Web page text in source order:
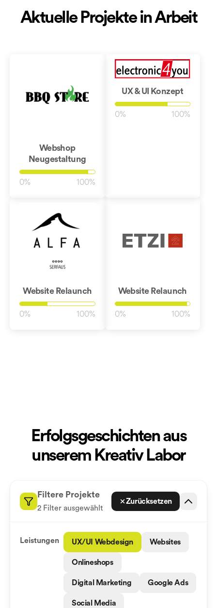
Aktuelle Projekte in Arbeit
Webshop
Neugestaltung
0% 100%
UX & UI Konzept
0% 100%
Website Relaunch
0% 100%
Website Relaunch
0% 100%
Erfolgsgeschichten aus
unserem Kreativ Labor
Filtere Projekte
2 Filter ausgewählt
Zurücksetzen
Leistungen UX/UI Webdesign Websites
Onlineshops
Digital Marketing Google Ads
Social Media